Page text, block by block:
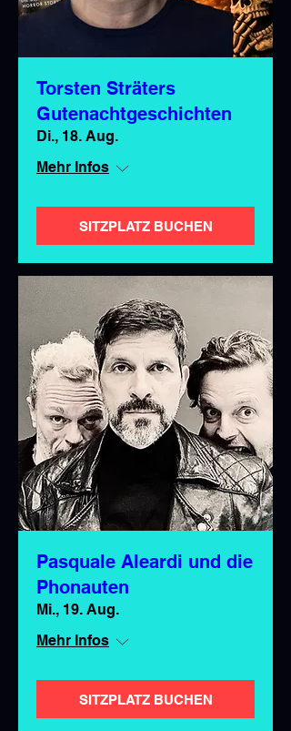
Torsten Sträters
Gutenachtgeschichten
Di., 18. Aug.
Mehr Infos
SITZPLATZ BUCHEN
Pasquale Aleardi und die
Phonauten
Mi., 19. Aug.
Mehr Infos
SITZPLATZ BUCHEN